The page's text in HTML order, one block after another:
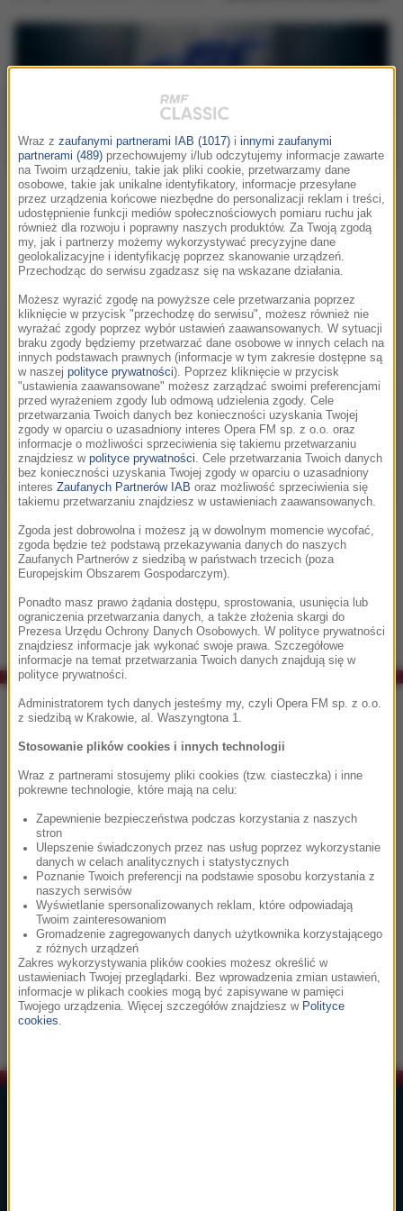
Specjalna internetowa stacja FMF
Classic!
W stacji FMF Classic fani muzyki filmowej znajdą m.in.
kompozycje bohaterów tegorocznej edycji.
W playliście FMF Classic znalazło się też wiele pretekstów do
festiwalowych wspomnień.
Co było grane w RMF Classic?
17:12
Crowded House
Don't Dream It's Over
17:19
R.E.M.
Everybody Hurts
17:24
John Powell
Wraz z zaufanymi partnerami IAB (1017) i innymi zaufanymi
partnerami (489) przechowujemy i/lub odczytujemy informacje zawarte
na Twoim urządzeniu, takie jak pliki cookie, przetwarzamy dane
osobowe, takie jak unikalne identyfikatory, informacje przesyłane
przez urządzenia końcowe niezbędne do personalizacji reklam i treści,
udostępnienie funkcji mediów społecznościowych pomiaru ruchu jak
również dla rozwoju i poprawny naszych produktów. Za Twoją zgodą
my, jak i partnerzy możemy wykorzystywać precyzyjne dane
geolokalizacyjne i identyfikację poprzez skanowanie urządzeń.
Przechodząc do serwisu zgadzasz się na wskazane działania.
Możesz wyrazić zgodę na powyższe cele przetwarzania poprzez
kliknięcie w przycisk "przechodzę do serwisu", możesz również nie
wyrażać zgody poprzez wybór ustawień zaawansowanych. W sytuacji
braku zgody będziemy przetwarzać dane osobowe w innych celach na
innych podstawach prawnych (informacje w tym zakresie dostępne są
w naszej polityce prywatności). Poprzez kliknięcie w przycisk
"ustawienia zaawansowane" możesz zarządzać swoimi preferencjami
przed wyrażeniem zgody lub odmową udzielenia zgody. Cele
przetwarzania Twoich danych bez konieczności uzyskania Twojej
zgody w oparciu o uzasadniony interes Opera FM sp. z o.o. oraz
informacje o możliwości sprzeciwienia się takiemu przetwarzaniu
znajdziesz w polityce prywatności. Cele przetwarzania Twoich danych
bez konieczności uzyskania Twojej zgody w oparciu o uzasadniony
interes Zaufanych Partnerów IAB oraz możliwość sprzeciwienia się
takiemu przetwarzaniu znajdziesz w ustawieniach zaawansowanych.
Zgoda jest dobrowolna i możesz ją w dowolnym momencie wycofać,
zgoda będzie też podstawą przekazywania danych do naszych
Zaufanych Partnerów z siedzibą w państwach trzecich (poza
Europejskim Obszarem Gospodarczym).
Ponadto masz prawo żądania dostępu, sprostowania, usunięcia lub
ograniczenia przetwarzania danych, a także złożenia skargi do
Prezesa Urzędu Ochrony Danych Osobowych. W polityce prywatności
znajdziesz informacje jak wykonać swoje prawa. Szczegółowe
informacje na temat przetwarzania Twoich danych znajdują się w
polityce prywatności.
Administratorem tych danych jesteśmy my, czyli Opera FM sp. z o.o.
z siedzibą w Krakowie, al. Waszyngtona 1.
Stosowanie plików cookies i innych technologii
Wraz z partnerami stosujemy pliki cookies (tzw. ciasteczka) i inne
pokrewne technologie, które mają na celu:
Zapewnienie bezpieczeństwa podczas korzystania z naszych
stron
Ulepszenie świadczonych przez nas usług poprzez wykorzystanie
danych w celach analitycznych i statystycznych
Poznanie Twoich preferencji na podstawie sposobu korzystania z
naszych serwisów
Wyświetlanie spersonalizowanych reklam, które odpowiadają
Twoim zainteresowaniom
Gromadzenie zagregowanych danych użytkownika korzystającego
z różnych urządzeń
Zakres wykorzystywania plików cookies możesz określić w
ustawieniach Twojej przeglądarki. Bez wprowadzenia zmian ustawień,
informacje w plikach cookies mogą być zapisywane w pamięci
Twojego urządzenia. Więcej szczegółów znajdziesz w Polityce
cookies.